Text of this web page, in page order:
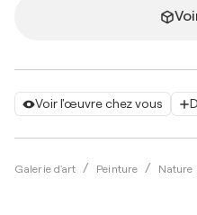
Voir l'œuvre chez vous
Galerie d'art Peinture Nature